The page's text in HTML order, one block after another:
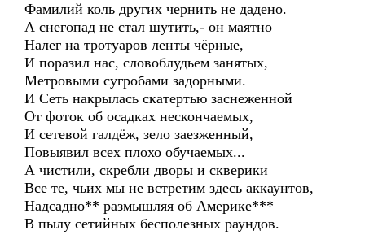
Фамилий коль других чернить не дадено.
А снегопад не стал шутить,- он маятно
Налег на тротуаров ленты чёрные,
И поразил нас, словоблудьем занятых,
Метровыми сугробами задорными.
И Сеть накрылась скатертью заснеженной
От фоток об осадках нескончаемых,
И сетевой галдёж, зело заезженный,
Повыявил всех плохо обучаемых...
А чистили, скребли дворы и скверики
Все те, чьих мы не встретим здесь аккаунтов,
Надсадно** размышляя об Америке***
В пылу сетийных бесполезных раундов.